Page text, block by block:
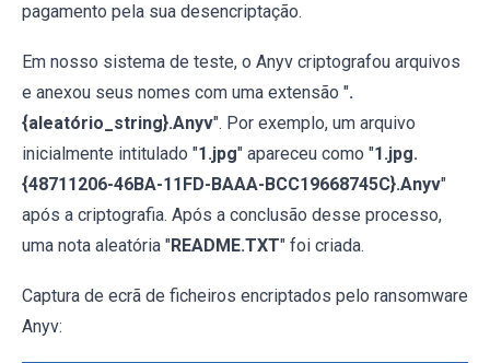
pagamento pela sua desencriptação.
Em nosso sistema de teste, o Anyv criptografou arquivos
e anexou seus nomes com uma extensão ".
{aleatório_string}.Anyv". Por exemplo, um arquivo
inicialmente intitulado "1.jpg" apareceu como "1.jpg.
{48711206-46BA-11FD-BAAA-BCC19668745C}.Anyv"
após a criptografia. Após a conclusão desse processo,
uma nota aleatória "README.TXT" foi criada.
Captura de ecrã de ficheiros encriptados pelo ransomware
Anyv: